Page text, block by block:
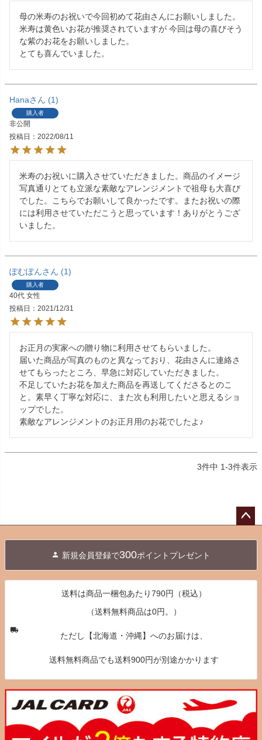
母の米寿のお祝いで今回初めて花由さんにお願いしました。
米寿は黄色いお花が推奨されていますが 今回は母の喜びそう
な紫のお花をお願いしました。
とても喜んでいました。
Hana 1
購入者
非公開
投稿日
2022/08/11
米寿のお祝いに購入させていただきました。商品のイメージ
写真通りとても立派な素敵なアレンジメントで祖母も大喜び
でした。こちらでお願いして良かったです。またお祝いの際
には利用させていただこうと思っています！ありがとうござ
いました。
ぽむぽん 1
購入者
40代 女性
投稿日
2021/12/31
お正月の実家への贈り物に利用させてもらいました。
届いた商品が写真のものと異なっており、花由さんに連絡さ
せてもらったところ、早急に対応していただきました。
不足していたお花を加えた商品を再送してくださるとのこ
と。素早く丁寧な対応に、また次も利用したいと思えるショ
ップでした。
素敵なアレンジメントのお正月用のお花でしたよ♪
3件中 1-3件表示
へ
新規会員登録で300ポイントプレゼント
送料は商品一梱包あたり790円（税込）
（送料無料商品は0円。）
ただし【北海道・沖縄】へのお届けは、
送料無料商品でも送料900円が別途かかります